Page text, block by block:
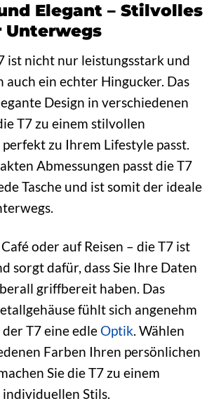
Elegant – Stilvolles
Unterwegs
ist nicht nur leistungsstark und
auch ein echter Hingucker. Das
Design in verschiedenen
T7 zu einem stilvollen
perfekt zu Ihrem Lifestyle passt.
Abmessungen passt die T7
Tasche und ist somit der ideale
oder auf Reisen – die T7 ist
sorgt dafür, dass Sie Ihre Daten
griffbereit haben. Das
fühlt sich angenehm
T7 eine edle Optik. Wählen
Farben Ihren persönlichen
Sie die T7 zu einem
Stils.